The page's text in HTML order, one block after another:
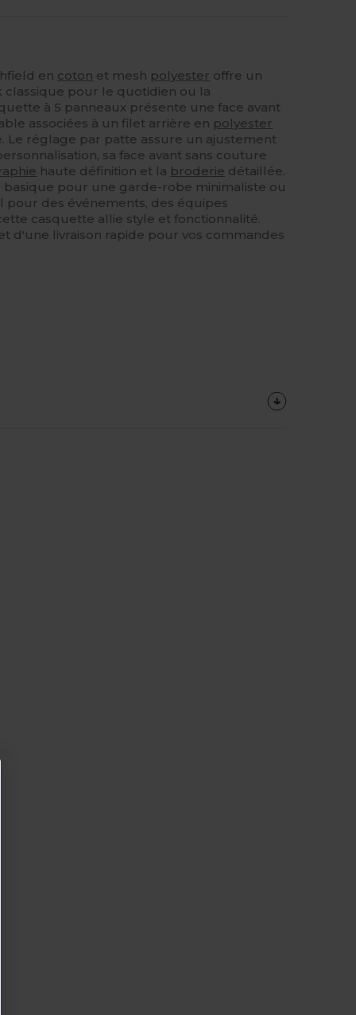
en coton et mesh polyester offre un
pour le quotidien ou la
à 5 panneaux présente une face avant
associées à un filet arrière en polyester
Le réglage par patte assure un ajustement
sa face avant sans couture
haute définition et la broderie détaillée.
pour une garde-robe minimaliste ou
des événements, des équipes
casquette allie style et fonctionnalité.
d'une livraison rapide pour vos commandes